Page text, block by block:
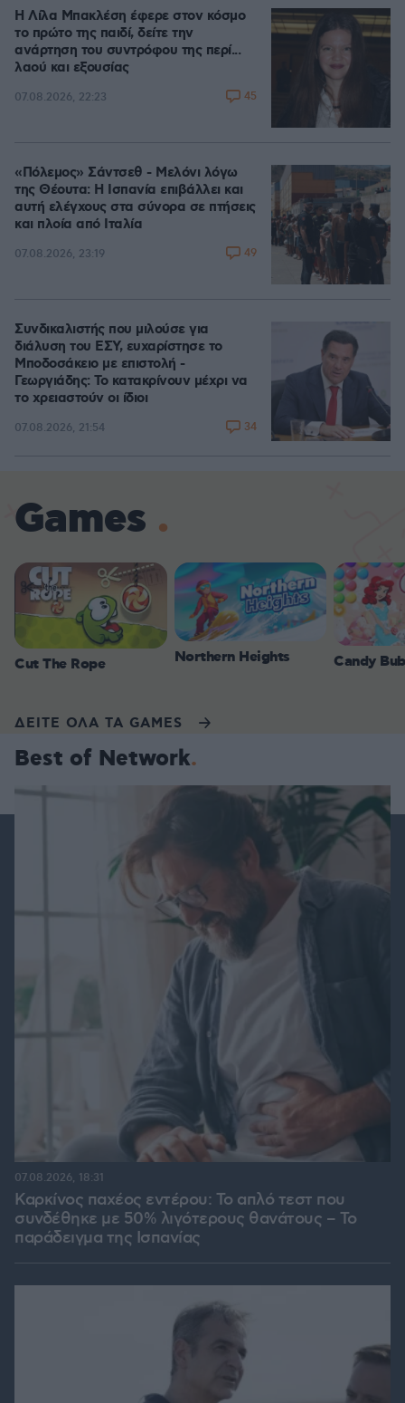
Η Λίλα Μπακλέση έφερε στον κόσμο
το πρώτο της παιδί, δείτε την
ανάρτηση του συντρόφου της περί...
λαού και εξουσίας
07.08.2026, 22:23 45
«Πόλεμος» Σάντσεθ - Μελόνι λόγω
της Θέουτα: Η Ισπανία επιβάλλει και
αυτή ελέγχους στα σύνορα σε πτήσεις
και πλοία από Ιταλία
07.08.2026, 23:19 49
Συνδικαλιστής που μιλούσε για
διάλυση του ΕΣΥ, ευχαρίστησε το
Μποδοσάκειο με επιστολή -
Γεωργιάδης: Το κατακρίνουν μέχρι να
το χρειαστούν οι ίδιοι
07.08.2026, 21:54 34
Games
Cut The Rope Northern Heights Candy
ΔΕΙΤΕ ΟΛΑ ΤΑ GAMES
Best of Network
Καρκίνος παχέος εντέρου: Το απλό τεστ που
συνδέθηκε με 50% λιγότερους θανάτους – Το
παράδειγμα της Ισπανίας
07.08.2026, 18:31